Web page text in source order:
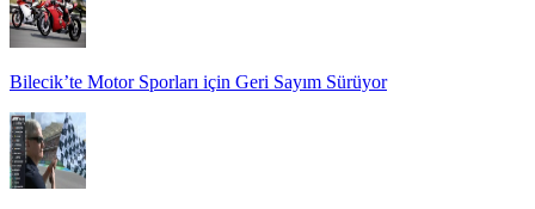
Bilecik’te Motor Sporları için Geri Sayım Sürüyor